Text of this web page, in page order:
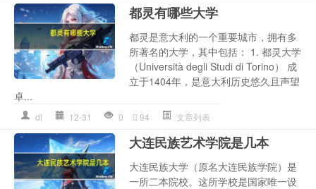
都灵有哪些大学
都灵是意大利的一个重要城市，拥有多
所著名的大学，其中包括： 1. 都灵大学
（Università degli Studi di Torino） 成
立于1404年，是意大利历史悠久且声望
卓...
dl 12-31 0 94 文章列表
大连民族艺术学院是几本
大连民族大学（原名大连民族学院）是
一所二本院校。这所学校是国家唯一设